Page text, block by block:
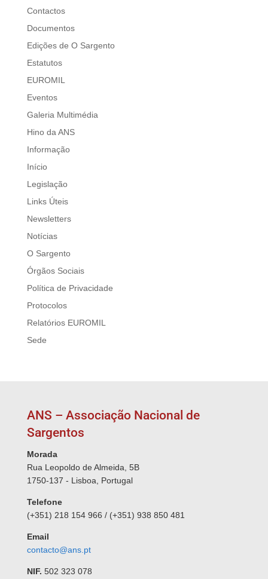
Contactos
Documentos
Edições de O Sargento
Estatutos
EUROMIL
Eventos
Galeria Multimédia
Hino da ANS
Informação
Início
Legislação
Links Úteis
Newsletters
Notícias
O Sargento
Órgãos Sociais
Política de Privacidade
Protocolos
Relatórios EUROMIL
Sede
ANS – Associação Nacional de
Sargentos
Morada
Rua Leopoldo de Almeida, 5B
1750-137 - Lisboa, Portugal
Telefone
(+351) 218 154 966 / (+351) 938 850 481
Email
contacto@ans.pt
NIF. 502 323 078